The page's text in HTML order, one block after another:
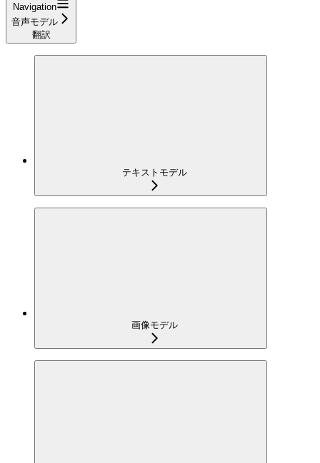
Navigation
音声モデル
翻訳
テキストモデル
画像モデル